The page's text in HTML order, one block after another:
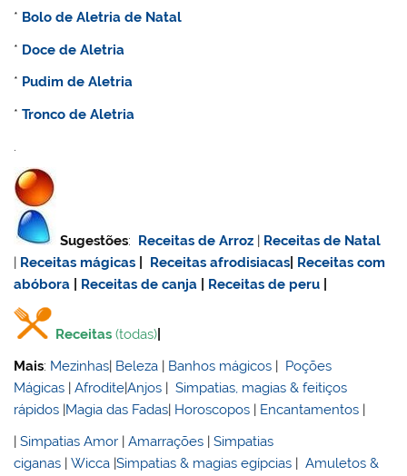
* Bolo deAletria de Natal
* Doce deAletria
* Pudim deAletria
*Tronco deAletria
.
Sugestões: Receitas de Arroz
Receitas de Natal
Receitas mágicas Receitas afrodisiacas
Receitas com
abóbora
Receitas de canja Receitas de peru
Receitas (todas)
Mais: Mezinhas| Beleza | Banhos mágicos | Poções
Mágicas |Afrodite|Anjos |Simpatias, magias & feitiços
rápidos |Magia das Fadas| Horoscopos | Encantamentos |
|Simpatias Amor |Amarrações |Simpatias
ciganas |Wicca |Simpatias & magias egípcias |Amuletos &